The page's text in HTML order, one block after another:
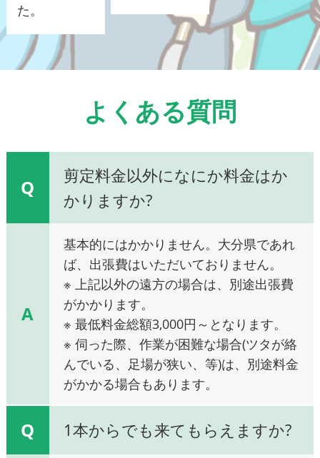
た。
よくある質問
Q
剪定料金以外になにか料金はか
かりますか?
A
基本的にはかかりません。大分県であれ
ば、出張費はいただいておりません。
※ 上記以外の遠方の場合は、別途出張費
がかかります。
※ 最低料金総額3,000円～となります。
※ 伺った際、作業が困難な場合(ツタが絡
んでいる、足場が狭い、等)は、別途料金
がかかる場合もあります。
Q 1本からでも来てもらえますか?